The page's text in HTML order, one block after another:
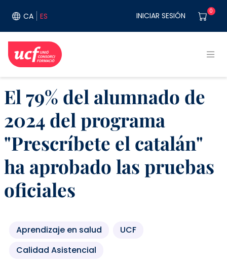
CA ES User
INICIAR SESIÓN 0
El 79% del alumnado de
2024 del programa
"Prescríbete el catalán"
ha aprobado las pruebas
oficiales
Aprendizaje en salud
UCF
Calidad Asistencial